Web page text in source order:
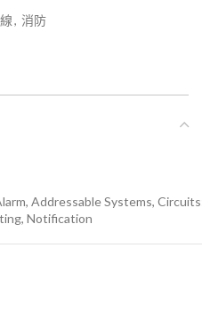
, 消防
Addressable Systems,
Notification